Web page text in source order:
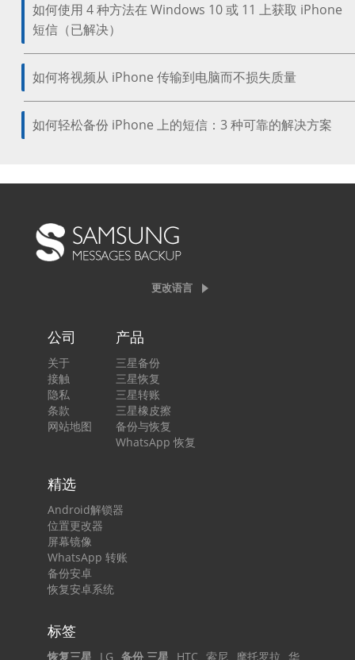
如何使用 4 种方法在 Windows 10 或 11 上获取 iPhone
短信（已解决）
如何将视频从 iPhone 传输到电脑而不损失质量
如何轻松备份 iPhone 上的短信：3 种可靠的解决方案
更改语言
公司
关于
接触
隐私
条款
网站地图
产品
三星备份
三星恢复
三星转账
三星橡皮擦
备份与恢复
WhatsApp 恢复
精选
Android解锁器
位置更改器
屏幕镜像
WhatsApp 转账
备份安卓
恢复安卓系统
标签
恢复三星 LG 备份 三星 HTC 索尼 摩托罗拉 华